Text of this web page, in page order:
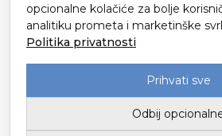
Dr. Stanka Pinjuha 16
49214 Veliko Trgovišće
opcionalne kolačiće za bolje
analitiku prometa i marketinške
Politika privatnosti
Prihvati sve
Odbij